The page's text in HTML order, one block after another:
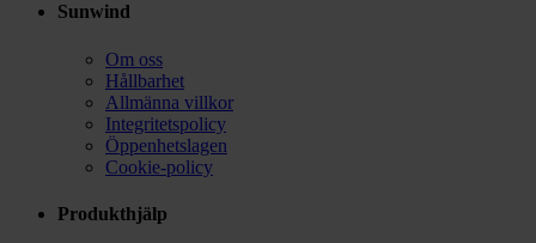
Sunwind
Om oss
Hållbarhet
Allmänna villkor
Integritetspolicy
Öppenhetslagen
Cookie-policy
Produkthjälp